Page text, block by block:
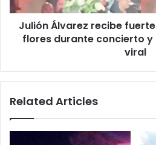
flores
durante
concierto
se
viral
Julión Álvarez recibe
flores durante concierto y
viral
Related Articles